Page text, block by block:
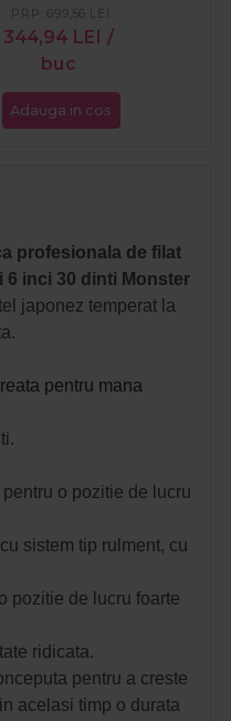
344,94 LEI /
buc
PRP:699,56 LEI
Adauga in cos
profesionala de filat
inci 30 dinti Monster
japonez temperat la
pentru mana
o pozitie de lucru
sistem tip rulment, cu
pozitie de lucru foarte
ridicata.
pentru a creste
acelasi timp o durata